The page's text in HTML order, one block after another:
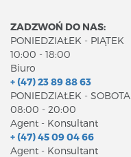
ZADZWOŃ DO NAS:
PONIEDZIAŁEK - PIĄTEK
10:00 - 18:00
Biuro
+ (47) 23 89 88 63
PONIEDZIAŁEK - SOBOTA
08:00 - 20:00
Agent - Konsultant
+ (47) 45 09 04 66
Agent - Konsultant